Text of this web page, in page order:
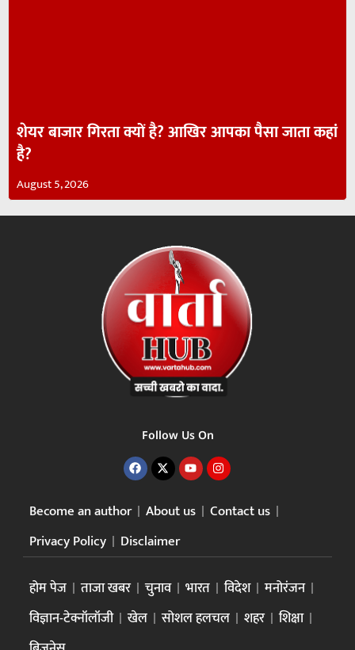
शेयर बाजार गिरता क्यों है? आखिर आपका पैसा जाता कहां
है?
August 5, 2026
Follow Us On
Become an author About us
Contact us
Privacy Policy
Disclaimer
होम पेज ताजा खबर चुनाव भारत विदेश
मनोरंजन
विज्ञान-टेक्नॉलॉजी
खेल सोशल हलचल शहर
शिक्षा